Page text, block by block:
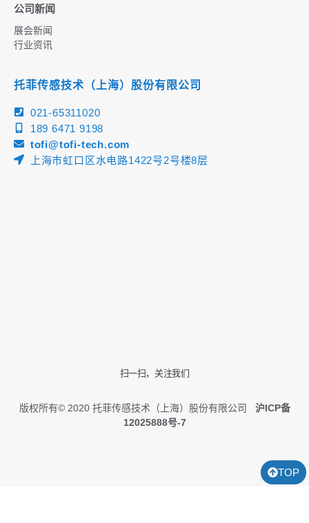
公司新闻
展会新闻
行业资讯
托菲传感技术（上海）股份有限公司
021-65311020
189 6471 9198
tofi@tofi-tech.com
上海市虹口区水电路1422号2号楼8层
扫一扫，关注我们
版权所有© 2020 托菲传感技术（上海）股份有限公司
沪ICP备
12025888号-7
TOP